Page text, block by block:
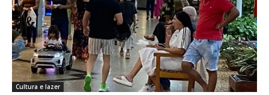
Cultura e lazer